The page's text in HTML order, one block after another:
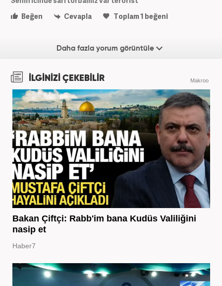
Beğen
Cevapla Toplam1 beğeni
Daha fazla yorum görüntüle
İLGİNİZİ ÇEKEBİLİR Makroo
Bakan Çiftçi: Rabb'im bana Kudüs Valiliğini
nasip et
Haber7